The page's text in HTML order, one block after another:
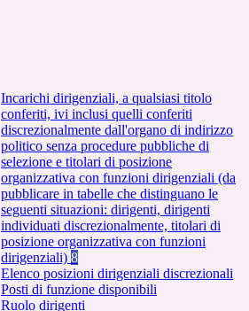
Incarichi dirigenziali, a qualsiasi titolo
conferiti, ivi inclusi quelli conferiti
discrezionalmente dall'organo di indirizzo
politico senza procedure pubbliche di
selezione e titolari di posizione
organizzativa con funzioni dirigenziali (da
pubblicare in tabelle che distinguano le
seguenti situazioni: dirigenti, dirigenti
individuati discrezionalmente, titolari di
posizione organizzativa con funzioni
dirigenziali) 8
Elenco posizioni dirigenziali discrezionali
Posti di funzione disponibili
Ruolo dirigenti